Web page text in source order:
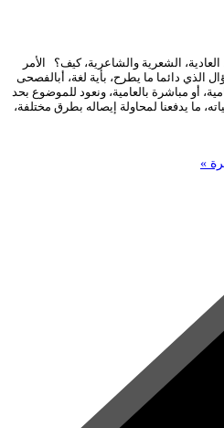
الشعرية والشاعرية، كيف؟ الأمر
الذي دائما ما يطرح، بأية لغة، أبالفصحى
أو مباشرة بالعامية، ونعود للموضوع بحد
ما يدفعنا لمحاولة إيصاله بطرق مختلفة،
»